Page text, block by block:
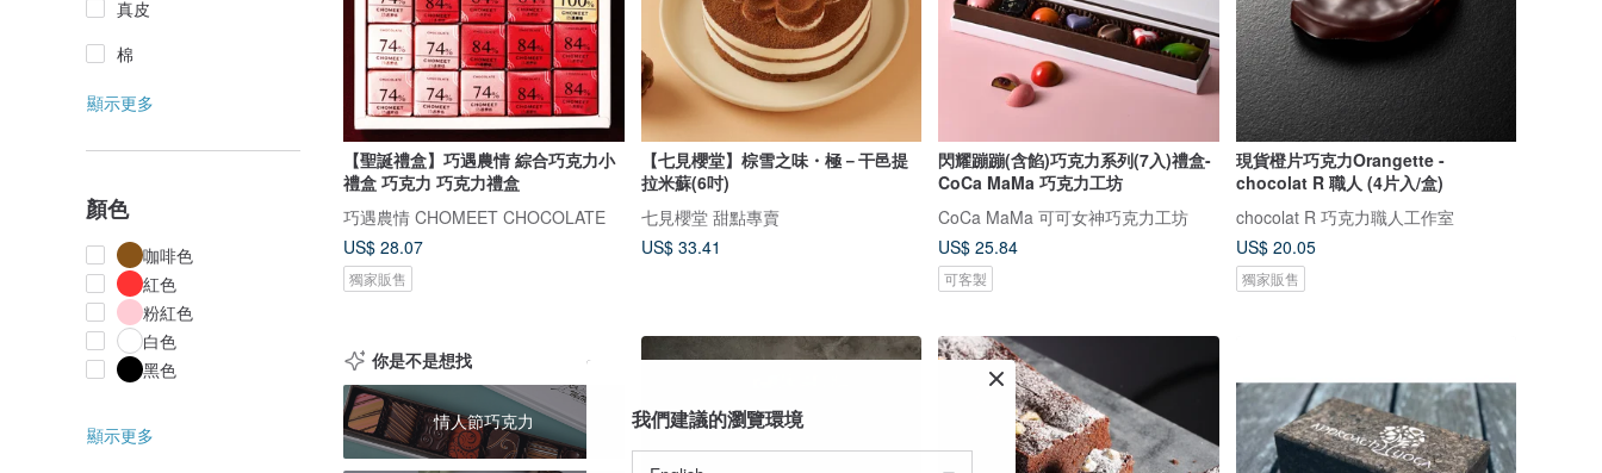
真皮
棉
顯示更多
顏色
咖啡色
紅色
粉紅色
白色
黑色
顯示更多
【聖誕禮盒】巧遇農情 綜合巧克力小
禮盒 巧克力 巧克力禮盒
巧遇農情 CHOMEET CHOCOLATE
US$ 28.07
獨家販售
【七見櫻堂】棕雪之味・極－干邑提
拉米蘇(6吋)
七見櫻堂 甜點專賣
US$ 33.41
閃耀蹦蹦(含餡)巧克力系列(7入)禮盒-
CoCa MaMa 巧克力工坊
CoCa MaMa 可可女神巧克力工坊
US$ 25.84
可客製
現貨橙片巧克力Orangette -
chocolat R 職人 (4片入/盒)
chocolat R 巧克力職人工作室
US$ 20.05
獨家販售
你是不是想找
情人節巧克力 我們建議的瀏覽環境